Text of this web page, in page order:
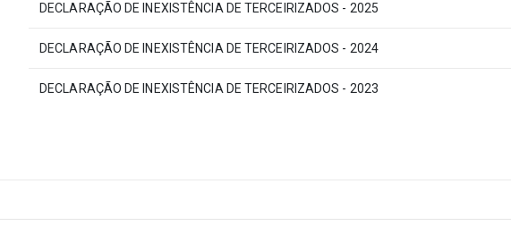
DECLARAÇÃO DE INEXISTÊNCIA DE TERCEIRIZADOS - 2025
DECLARAÇÃO DE INEXISTÊNCIA DE TERCEIRIZADOS - 2024
DECLARAÇÃO DE INEXISTÊNCIA DE TERCEIRIZADOS - 2023